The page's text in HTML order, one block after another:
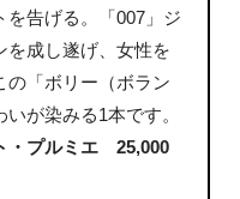
を告げる。「007」ジ
を成し遂げ、女性を
の「ボリー（ボラン
が染みる1本です。
・プルミエ 25,000